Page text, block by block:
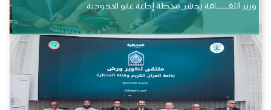
وزير الثقــــــــــافة يدشن محطة إذاعة غابو الحدودية